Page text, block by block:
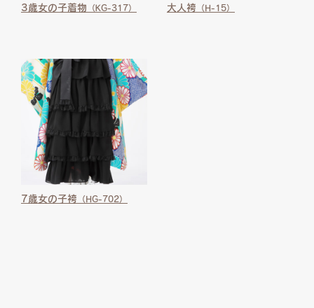
3歳女の子着物 （KG-317） 大人袴 （H-15）
7歳女の子袴 （HG-702）